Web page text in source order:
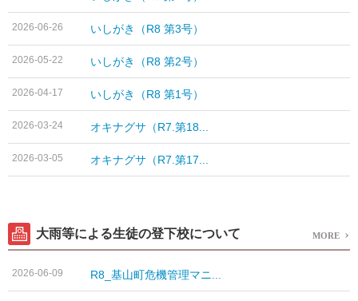
2026-06-26 いしがき（R8 第3号）
2026-05-22 いしがき（R8 第2号）
2026-04-17 いしがき（R8 第1号）
2026-03-24 オキナグサ（R7.第18...
2026-03-05 オキナグサ（R7.第17...
大雨等による生徒の登下校について MORE
2026-06-09 R8_基山町危機管理マニ...